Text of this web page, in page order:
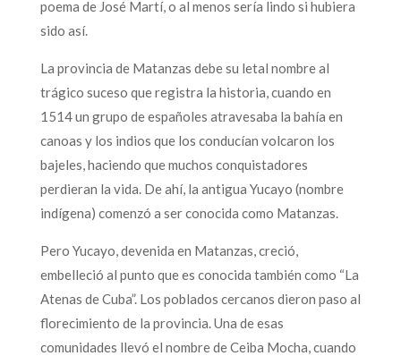
poema de José Martí, o al menos sería lindo si hubiera
sido así.
La provincia de Matanzas debe su letal nombre al
trágico suceso que registra la historia, cuando en
1514 un grupo de españoles atravesaba la bahía en
canoas y los indios que los conducían volcaron los
bajeles, haciendo que muchos conquistadores
perdieran la vida. De ahí, la antigua Yucayo (nombre
indígena) comenzó a ser conocida como Matanzas.
Pero Yucayo, devenida en Matanzas, creció,
embelleció al punto que es conocida también como “La
Atenas de Cuba”. Los poblados cercanos dieron paso al
florecimiento de la provincia. Una de esas
comunidades llevó el nombre de Ceiba Mocha, cuando